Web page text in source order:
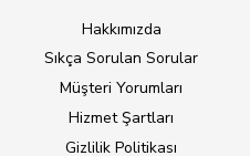
Hakkımızda
Sıkça Sorulan Sorular
Müşteri Yorumları
Hizmet Şartları
Gizlilik Politikası